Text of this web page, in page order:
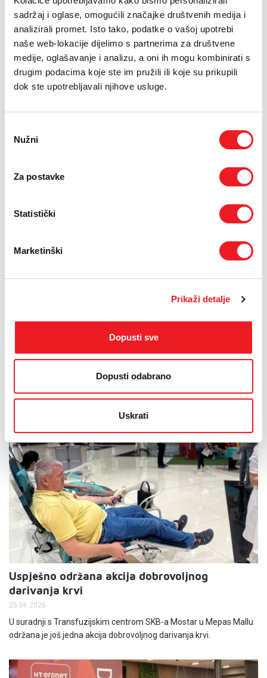
sadržaj i oglase, omogućili značajke društvenih medija i
analizirali promet. Isto tako, podatke o vašoj upotrebi
naše web-lokacije dijelimo s partnerima za društvene
medije, oglašavanje i analizu, a oni ih mogu kombinirati s
drugim podacima koje ste im pružili ili koje su prikupili
dok ste upotrebljavali njihove usluge.
pristanka
Nužni
Za postavke
Statistički
Marketinški
Prikaži detalje
Dopusti sve
Dopusti odabrano
Uskrati
Od poslovnih konferencija i kulturnih manifestacija do sportskih
natjecanja i humanitarnih inicijativa, srpanj je uz HT Eronet diljem
Bosne i Hercegovine donio niz sadržaja koji su okupili brojne
sudionike i posjetitelje.
HT Eronet podržao niz događanja od sjevera do
S dolaskom toplijih dana i uvertirom u ljeto, svibanj i lipanj donijeli
su bogat i raznolik program događanja diljem Bosne i Hercegovine,
u kojima su se isprepleli znanost, kultura, glazba i sport. HT Eronet
manifestacije diljem zemlje, potvrđujući svoju dugogodišnju
posvećenost razvoju zajednice te važnost suradnje i zajedničkog
Uspješno održana akcija dobrovoljnog
darivanja krvi
25.06.2026
U suradnji s Transfuzijskim centrom SKB-a Mostar u Mepas Mallu
održana je još jedna akcija dobrovoljnog darivanja krvi.